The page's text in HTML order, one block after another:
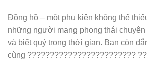
Đồng hồ – một phụ kiện không thể
những người mang phong thái
và biết quý trọng thời gian. Bạn còn
cùng ????????????????????????